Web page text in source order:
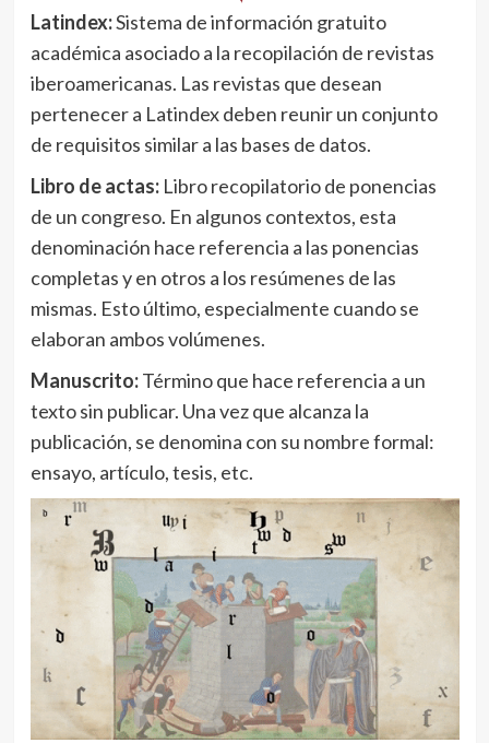
Latindex:Sistema de información gratuito
académica asociado a la recopilación de revistas
iberoamericanas. Las revistas que desean
pertenecer a Latindex deben reunir un conjunto
de requisitos similar a las bases de datos.
Libro de actas:Libro recopilatorio de ponencias
de un congreso. En algunos contextos, esta
denominación hace referencia a las ponencias
completas y en otros a los resúmenes de las
mismas. Esto último, especialmente cuando se
elaboran ambos volúmenes.
Manuscrito:Término que hace referencia a un
texto sin publicar. Una vez que alcanza la
publicación, se denomina con su nombre formal:
ensayo, artículo, tesis, etc.